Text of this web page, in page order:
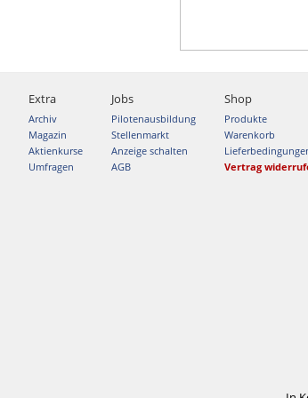
Extra
Archiv
Magazin
Aktienkurse
Umfragen
Jobs
Pilotenausbildung
Stellenmarkt
Anzeige schalten
AGB
Shop
Produkte
Warenkorb
Vertrag